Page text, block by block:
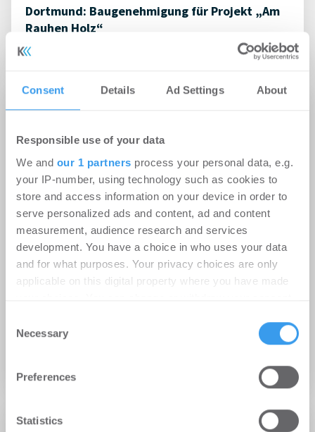
Consent Details Ad Settings About
Responsible use of your data
We and our 1 partners process your personal data, e.g.
your IP-number, using technology such as cookies to
store and access information on your device in order to
serve personalized ads and content, ad and content
measurement, audience research and services
development. You have a choice in who uses your data
and for what purposes. Your privacy choices are only
applicable on this digital property where you have made
the Privacy trigger icon.
Find out more about how your personal data is processed
and set your preferences in the
We use cookies to personalise content and ads, to
Selection
Necessary
Preferences
Statistics
Dortmund: Baugenehmigung für Projekt „Am
Rauhen Holz“
baut für die HOWOGE 148 Wohnungen auf
ehemaligem Garagenhof